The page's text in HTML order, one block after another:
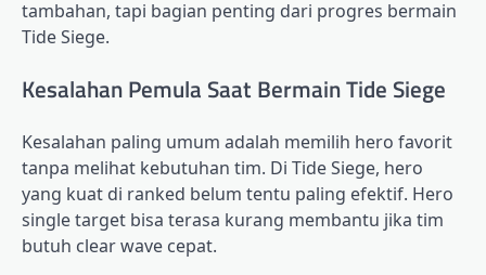
tambahan, tapi bagian penting dari progres bermain
Tide Siege.
Kesalahan Pemula Saat Bermain Tide Siege
Kesalahan paling umum adalah memilih hero favorit
tanpa melihat kebutuhan tim. Di Tide Siege, hero
yang kuat di ranked belum tentu paling efektif. Hero
single target bisa terasa kurang membantu jika tim
butuh clear wave cepat.